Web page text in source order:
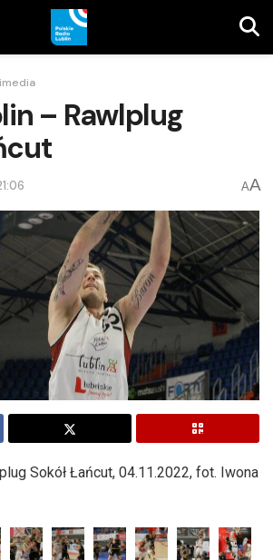
– Rawlplug
AA
Sokół Łańcut, 04.11.2022, fot. Iwona